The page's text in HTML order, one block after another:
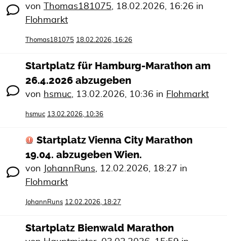
von Thomas181075, 18.02.2026, 16:26 in
Flohmarkt
Thomas181075 18.02.2026, 16:26
Startplatz für Hamburg-Marathon am
26.4.2026 abzugeben
von hsmuc, 13.02.2026, 10:36 in Flohmarkt
hsmuc 13.02.2026, 10:36
Startplatz Vienna City Marathon
19.04. abzugeben Wien.
von JohannRuns, 12.02.2026, 18:27 in
Flohmarkt
JohannRuns 12.02.2026, 18:27
Startplatz Bienwald Marathon